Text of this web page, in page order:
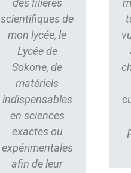
des filières
scientifiques de
mon lycée, le
Lycée de
Sokone, de
matériels
indispensables
en sciences
exactes ou
expérimentales
afin de leur